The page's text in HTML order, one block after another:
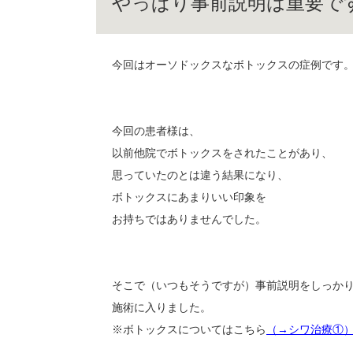
今回はオーソドックスなボトックスの症例です。
今回の患者様は、
以前他院でボトックスをされたことがあり、
思っていたのとは違う結果になり、
ボトックスにあまりいい印象を
お持ちではありませんでした。
そこで（いつもそうですが）事前説明をしっか
施術に入りました。
※ボトックスについてはこちら
（→シワ治療①）